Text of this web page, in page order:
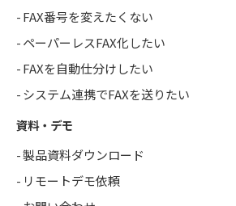
FAX番号を変えたくない
ペーパーレスFAX化したい
FAXを自動仕分けしたい
システム連携でFAXを送りたい
資料・デモ
製品資料ダウンロード
リモートデモ依頼